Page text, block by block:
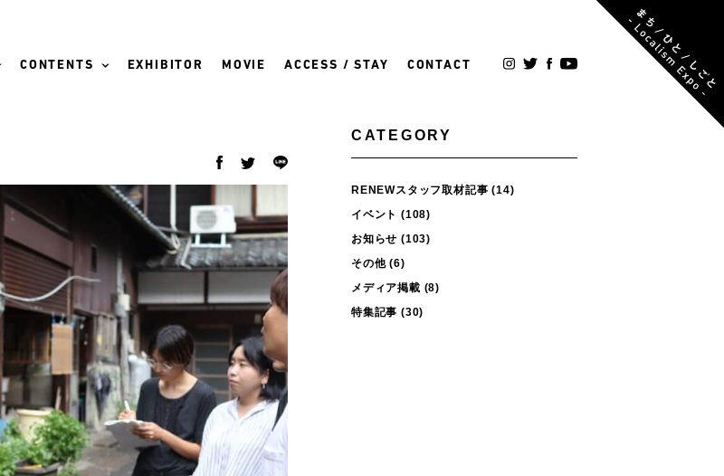
CONTENTS EXHIBITOR MOVIE ACCESS / STAY CONTACT
CATEGORY
RENEWスタッフ取材記事 (14)
イベント (108)
お知らせ (103)
その他(6)
メディア掲載 (8)
特集記事 (30)